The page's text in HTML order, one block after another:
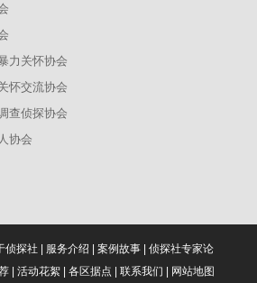
力关怀协会
怀交流协会
查侦探协会
协会
侦探社 服务介绍 案例故事| 侦探社专家论
| 活动花絮| 各区据点 联系我们 网站地图